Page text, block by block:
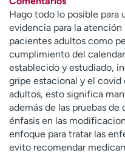
y
ú
d
a
m
e
a
e
n
c
o
n
Hago todo lo posible para
evidencia para la
pacientes adultos como
cumplimiento del
establecido y estudiado,
gripe estacional y el covid
adultos, esto significa
además de las pruebas
énfasis en las
enfoque para tratar las
evito recomendar